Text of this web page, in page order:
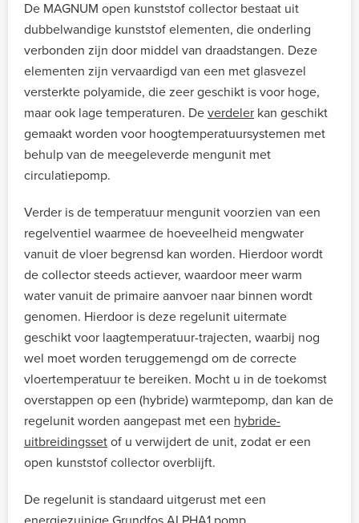
De MAGNUM open kunststof collector bestaat uit
dubbelwandige kunststof elementen, die onderling
verbonden zijn door middel van draadstangen. Deze
elementen zijn vervaardigd van een met glasvezel
versterkte polyamide, die zeer geschikt is voor hoge,
maar ook lage temperaturen. De verdeler kan geschikt
gemaakt worden voor hoogtemperatuursystemen met
behulp van de meegeleverde mengunit met
circulatiepomp.
Verder is de temperatuur mengunit voorzien van een
regelventiel waarmee de hoeveelheid mengwater
vanuit de vloer begrensd kan worden. Hierdoor wordt
de collector steeds actiever, waardoor meer warm
water vanuit de primaire aanvoer naar binnen wordt
genomen. Hierdoor is deze regelunit uitermate
geschikt voor laagtemperatuur-trajecten, waarbij nog
wel moet worden teruggemengd om de correcte
vloertemperatuur te bereiken. Mocht u in de toekomst
overstappen op een (hybride) warmtepomp, dan kan de
regelunit worden aangepast met een hybride-
uitbreidingsset of u verwijdert de unit, zodat er een
open kunststof collector overblijft.
De regelunit is standaard uitgerust met een